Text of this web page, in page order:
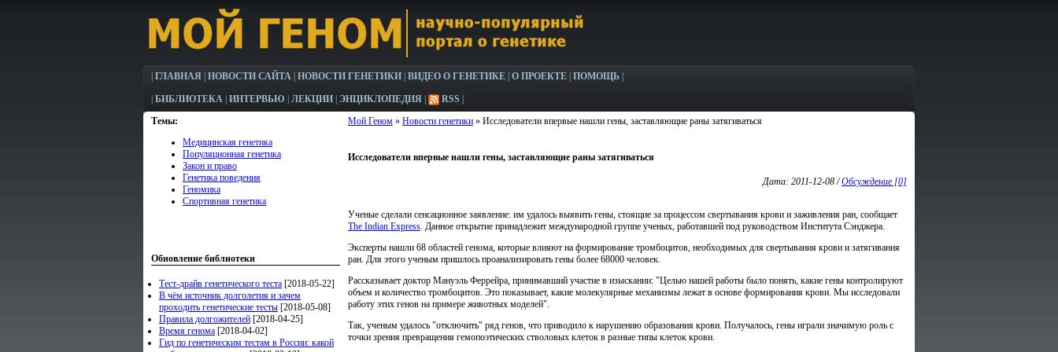
ГЛАВНАЯ НОВОСТИ САЙТА НОВОСТИ ГЕНЕТИКИ ВИДЕО О ГЕНЕТИКЕ О ПРОЕКТЕ ПОМОЩЬ
БИБЛИОТЕКА ИНТЕРВЬЮ ЛЕКЦИИ ЭНЦИКЛОПЕДИЯ RSS
Темы:
Медицинская генетика
Популяционная генетика
Закон и право
Генетика поведения
Геномика
Спортивная генетика
Обновление библиотеки
Тест-драйв генетического теста [2018-05-22]
В чём источник долголетия и зачем
проходить генетические тесты [2018-05-08]
Правила долгожителей [2018-04-25]
Время генома [2018-04-02]
Гид по генетическим тестам в России: какой
Мой Геном » Новости генетики » Исследователи впервые нашли гены, заставляющие раны затягиваться
Исследователи впервые нашли гены, заставляющие раны затягиваться
Дата: 2011-12-08 /Обсуждение [0]
Ученые сделали сенсационное заявление: им удалось выявить гены, стоящие за процессом свертывания крови и заживления ран, сообщает
The Indian Express. Данное открытие принадлежит международной группе ученых, работавшей под руководством Института Сэнджера.
Эксперты нашли 68 областей генома, которые влияют на формирование тромбоцитов, необходимых для свертывания крови и затягивания
ран. Для этого ученым пришлось проанализировать гены более 68000 человек.
Рассказывает доктор Мануэль Феррейра, принимавший участие в изыскании: "Целью нашей работы было понять, какие гены контролируют
объем и количество тромбоцитов. Это показывает, какие молекулярные механизмы лежат в основе формирования крови. Мы исследовали
работу этих генов на примере животных моделей".
Так, ученым удалось "отключить" ряд генов, что приводило к нарушению образования крови. Получалось, гены играли значимую роль с
точки зрения превращения гемопоэтических стволовых клеток в разные типы клеток крови.